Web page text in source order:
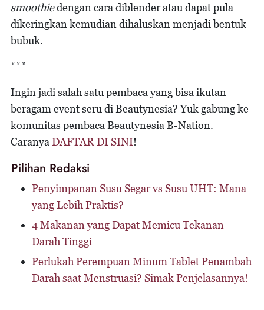
smoothiedengan cara diblender atau dapat pula
dikeringkan kemudian dihaluskan menjadi bentuk
bubuk.
***
Ingin jadi salah satu pembaca yang bisa ikutan
beragam event seru di Beautynesia? Yuk gabung ke
komunitas pembaca Beautynesia B-Nation.
CaranyaDAFTAR DI SINI!
Pilihan Redaksi
Penyimpanan Susu Segar vs Susu UHT: Mana
yang Lebih Praktis?
4 Makanan yang Dapat Memicu Tekanan
Darah Tinggi
Perlukah Perempuan Minum Tablet Penambah
Darah saat Menstruasi? Simak Penjelasannya!